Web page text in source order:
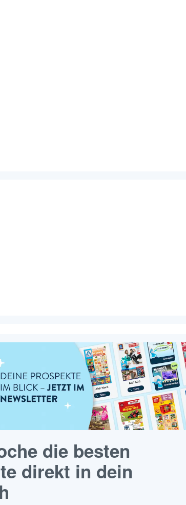
die besten
direkt in dein